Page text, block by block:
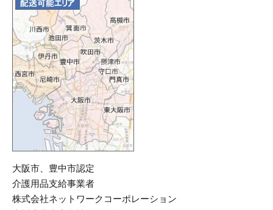
大阪市、豊中市認定
介護用品支給事業者
株式会社ネットワークコーポレーション